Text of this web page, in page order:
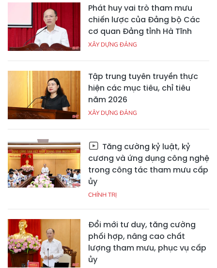
Phát huy vai trò tham mưu
chiến lược của Đảng bộ Các
cơ quan Đảng tỉnh Hà Tĩnh
XÂY DỰNG ĐẢNG
Tập trung tuyên truyền thực
hiện các mục tiêu, chỉ tiêu
năm 2026
XÂY DỰNG ĐẢNG
Tăng cường kỷ luật, kỷ
cương và ứng dụng công nghệ
trong công tác tham mưu cấp
ủy
CHÍNH TRỊ
Đổi mới tư duy, tăng cường
phối hợp, nâng cao chất
lượng tham mưu, phục vụ cấp
ủy